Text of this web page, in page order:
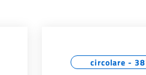
circolare -